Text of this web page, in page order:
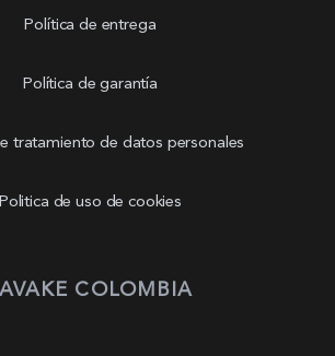
Política de entrega
Política de garantía
tratamiento de datos personales
Politica de uso de cookies
COLOMBIA